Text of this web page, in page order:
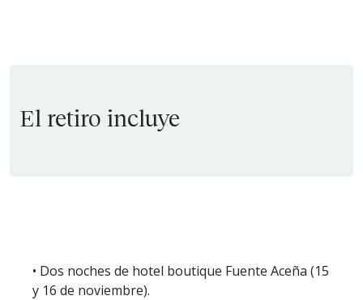
El retiro incluye
• Dos noches de hotel boutique Fuente Aceña (15
y 16 de noviembre).